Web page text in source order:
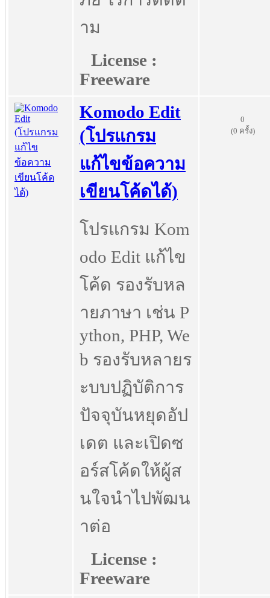
าม
License :
Freeware
Komodo Edit
(โปรแกรม
แก้ไขข้อความ
เขียนโค้ดได้)
โปรแกรม Kom
odo Edit แก้ไข
โค้ด รองรับหล
ายภาษา เช่น P
ython, PHP, We
b รองรับหลายร
ะบบปฏิบัติการ
ปัจจุบันหยุดอัป
เดต และเปิดซ
อร์สโค้ดให้ผู้ส
นใจนำไปพัฒน
าต่อ
License :
Freeware
0
(0 ครั้ง)